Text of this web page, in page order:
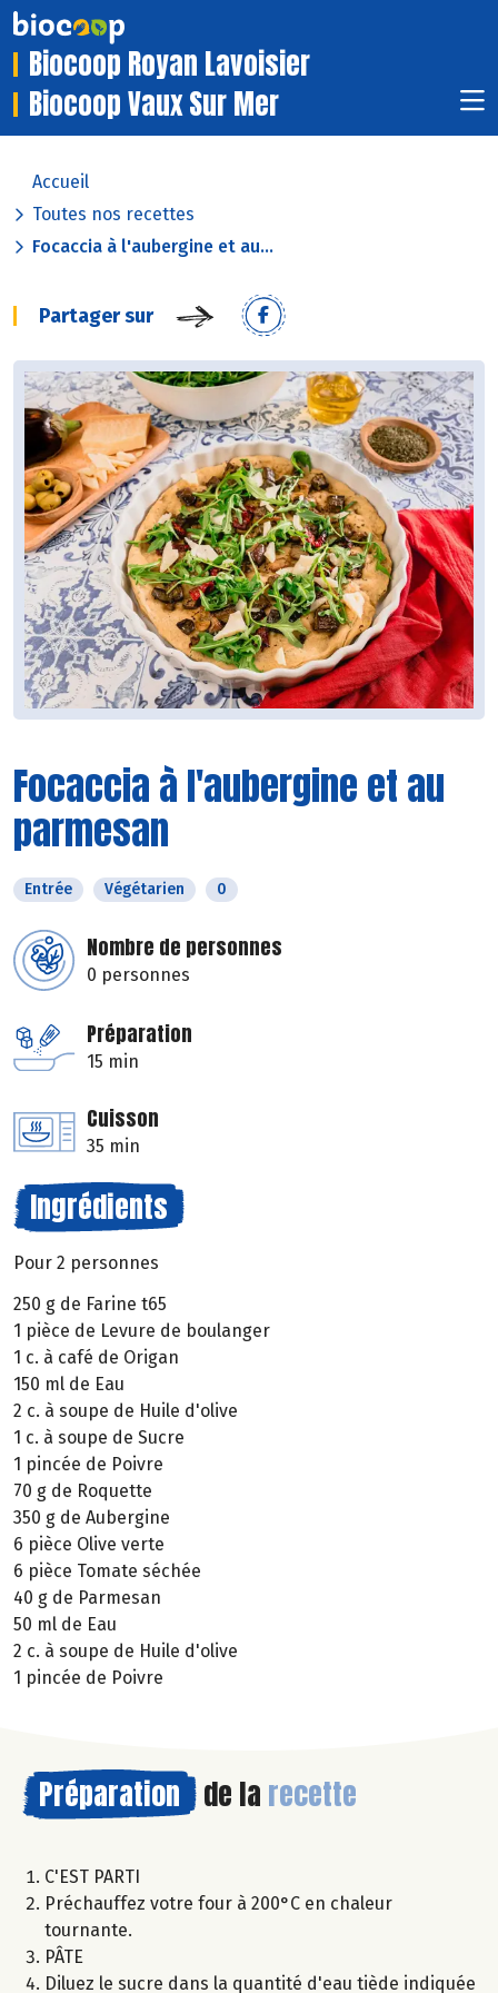
Biocoop Royan Lavoisier
Biocoop Vaux Sur Mer
Accueil
Toutes nos recettes
Focaccia à l'aubergine et au...
Partager sur
Focaccia à l'aubergine et au
parmesan
Entrée Végétarien 0
Nombre de personnes
0 personnes
Préparation
15 min
Cuisson
35 min
Ingrédients
Pour 2 personnes
250 g de Farine t65
1 pièce de Levure de boulanger
1 c. à café de Origan
150 ml de Eau
2 c. à soupe de Huile d'olive
1 c. à soupe de Sucre
1 pincée de Poivre
70 g de Roquette
350 g de Aubergine
6 pièce Olive verte
6 pièce Tomate séchée
40 g de Parmesan
50 ml de Eau
2 c. à soupe de Huile d'olive
1 pincée de Poivre
Préparation de la recette
C'EST PARTI
Préchauffez votre four à 200°C en chaleur
tournante.
PÂTE
Diluez le sucre dans la quantité d'eau tiède indiquée